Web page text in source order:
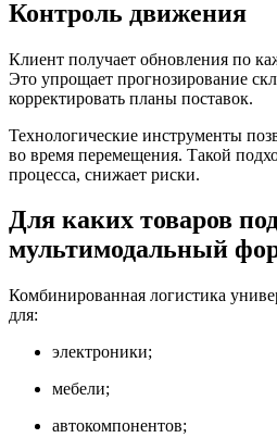
Контроль движения
Клиент получает обновления по
Это упрощает прогнозирование
корректировать планы поставок.
Технологические инструменты
во время перемещения. Такой
процесса, снижает риски.
Для каких товаров
мультимодальный
Комбинированная логистика
для:
электроники;
мебели;
автокомпонентов;